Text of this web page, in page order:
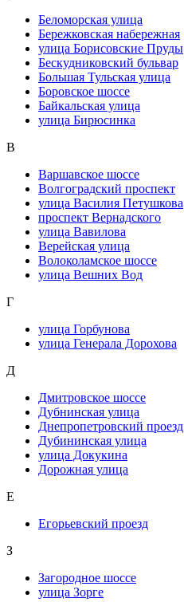
Беломорская улица
Бережковская набережная
улица Борисовские Пруды
Бескудниковский бульвар
Большая Тульская улица
Боровское шоссе
Байкальская улица
улица Бирюсинка
В
Варшавское шоссе
Волгоградский проспект
улица Василия Петушкова
проспект Вернадского
улица Вавилова
Верейская улица
Волоколамское шоссе
улица Вешних Вод
Г
улица Горбунова
улица Генерала Дорохова
Д
Дмитровское шоссе
Дубнинская улица
Днепропетровский проезд
Дубининская улица
улица Докукина
Дорожная улица
Е
Егорьевский проезд
З
Загородное шоссе
улица Зорге